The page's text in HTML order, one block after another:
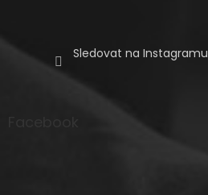
Sledovat na Instagramu